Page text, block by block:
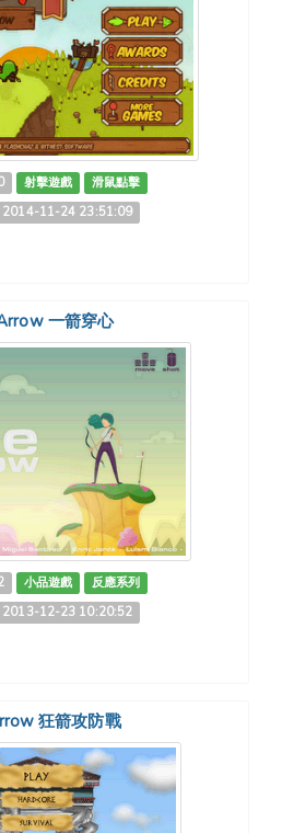
射擊遊戲
滑鼠點擊
2014-11-24 23:51:09
一箭穿心
小品遊戲
反應系列
2013-12-23 10:20:52
狂箭攻防戰